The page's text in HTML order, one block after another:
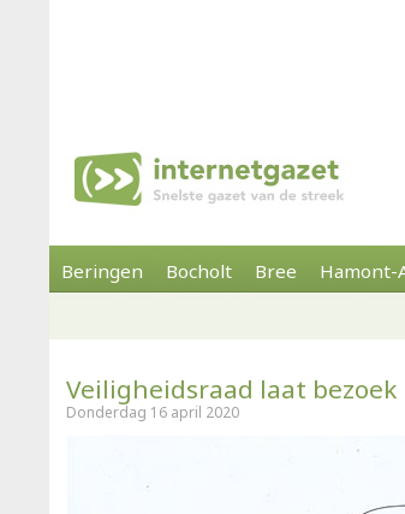
Beringen Bocholt Bree Hamont-
Veiligheidsraad laat
Donderdag 16 april 2020